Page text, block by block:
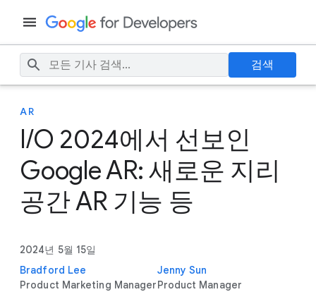
검색
AR
I/O 2024에서 선보인
Google AR: 새로운 지리
공간 AR 기능 등
2024년 5월 15일
Bradford Lee
Product Marketing Manager
Jenny Sun
Product Manager